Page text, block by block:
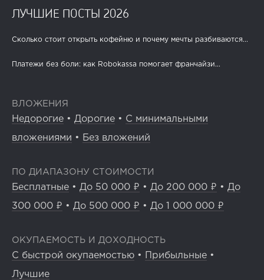
ЛУЧШИЕ ПОСТЫ 2026
Сколько стоит открыть кофейню и почему мечты разбиваются...
Платежи без боли: как Robokassa помогает франчайзи...
ВЛОЖЕНИЯ
Недорогие • Дорогие • С минимальными
вложениями • Без вложений
ПО ДИАПАЗОНУ СТОИМОСТИ
Бесплатные • До 50 000 ₽ • До 200 000 ₽ • До
300 000 ₽ • До 500 000 ₽ • До 1 000 000 ₽
ОКУПАЕМОСТЬ И ДОХОДНОСТЬ
С быстрой окупаемостью • Прибыльные •
Лучшие